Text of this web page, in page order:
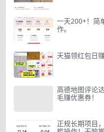
一天200+！简
作。
天猫领红包日
高德地图评论
毛赚优惠券！
正规长期项目